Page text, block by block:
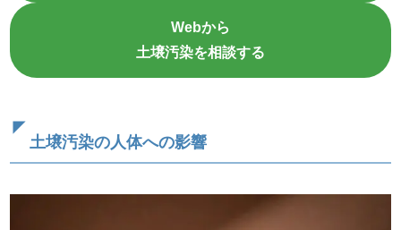
Webから
土壌汚染を相談する
土壌汚染の人体への影響